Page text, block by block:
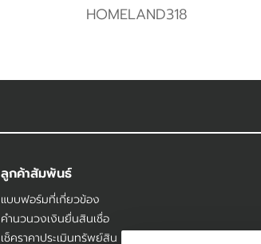
HOMELAND318
ลูกค้าสัมพันธ์
แบบฟอร์มที่เกี่ยวข้อง
คำนวนวงเงินยื่นสินเชื่อ
เช็คราคาประเมินทรัพย์สิน